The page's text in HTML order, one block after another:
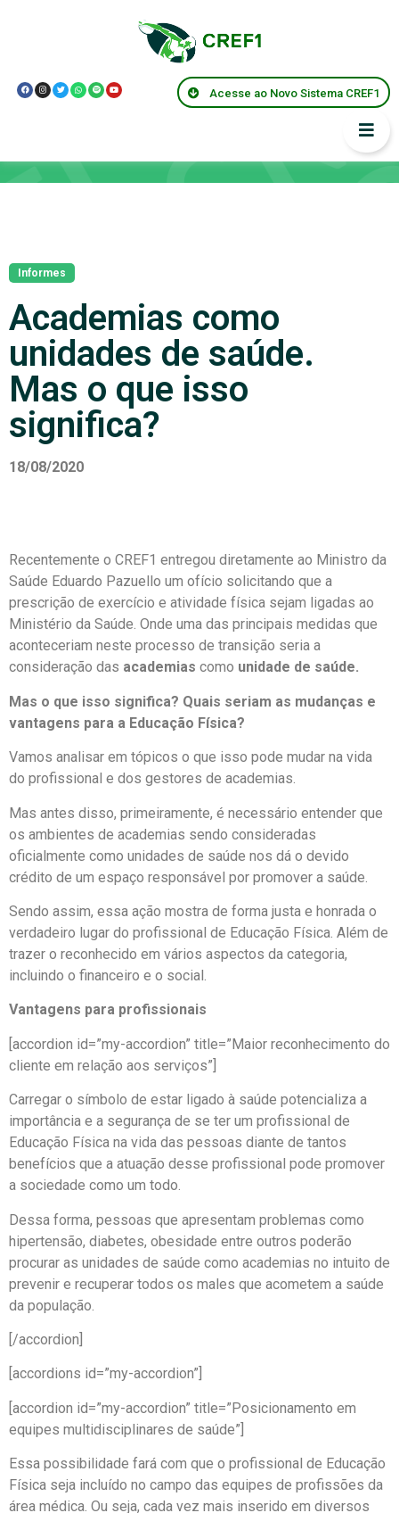
Acesse ao Novo Sistema CREF1
Informes
Academias como
unidades de saúde.
Mas o que isso
significa?
18/08/2020
Recentemente o CREF1 entregou diretamente ao Ministro da
Saúde Eduardo Pazuello um ofício solicitando que a
prescrição de exercício e atividade física sejam ligadas ao
Ministério da Saúde. Onde uma das principais medidas que
aconteceriam neste processo de transição seria a
consideração das academias como unidade de saúde.
Mas o que isso significa? Quais seriam as mudanças e
vantagens para a Educação Física?
Vamos analisar em tópicos o que isso pode mudar na vida
do profissional e dos gestores de academias.
Mas antes disso, primeiramente, é necessário entender que
os ambientes de academias sendo consideradas
oficialmente como unidades de saúde nos dá o devido
crédito de um espaço responsável por promover a saúde.
Sendo assim, essa ação mostra de forma justa e honrada o
verdadeiro lugar do profissional de Educação Física. Além de
trazer o reconhecido em vários aspectos da categoria,
incluindo o financeiro e o social.
Vantagens para profissionais
[accordion id=”my-accordion” title=”Maior reconhecimento do
cliente em relação aos serviços”]
Carregar o símbolo de estar ligado à saúde potencializa a
importância e a segurança de se ter um profissional de
Educação Física na vida das pessoas diante de tantos
benefícios que a atuação desse profissional pode promover
a sociedade como um todo.
Dessa forma, pessoas que apresentam problemas como
hipertensão, diabetes, obesidade entre outros poderão
procurar as unidades de saúde como academias no intuito de
prevenir e recuperar todos os males que acometem a saúde
da população.
[/accordion]
[accordions id=”my-accordion”]
[accordion id=”my-accordion” title=”Posicionamento em
equipes multidisciplinares de saúde”]
Essa possibilidade fará com que o profissional de Educação
Física seja incluído no campo das equipes de profissões da
área médica. Ou seja, cada vez mais inserido em diversos